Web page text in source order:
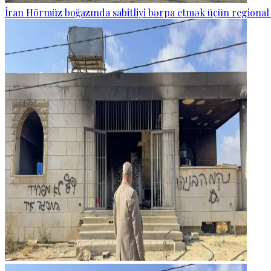
İran Hörmüz boğazında sabitliyi bərpa etmək üçün regional